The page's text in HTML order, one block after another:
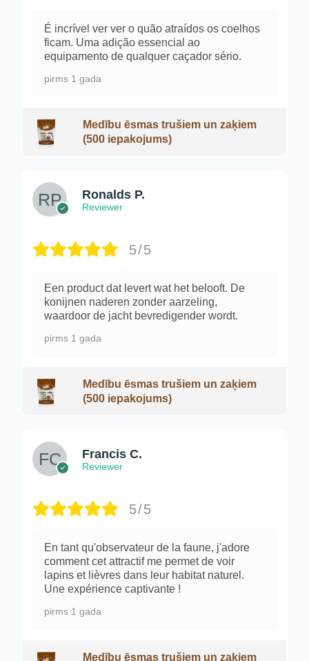
É incrível ver ver o quão atraídos os coelhos
ficam. Uma adição essencial ao
equipamento de qualquer caçador sério.
pirms 1 gada
Medību ēsmas trušiem un zaķiem
(500 iepakojums)
Ronalds P.
Reviewer
5/5
Een product dat levert wat het belooft. De
konijnen naderen zonder aarzeling,
waardoor de jacht bevredigender wordt.
pirms 1 gada
Medību ēsmas trušiem un zaķiem
(500 iepakojums)
Francis C.
Reviewer
5/5
En tant qu'observateur de la faune, j'adore
comment cet attractif me permet de voir
lapins et lièvres dans leur habitat naturel.
Une expérience captivante !
pirms 1 gada
Medību ēsmas trušiem un zaķiem